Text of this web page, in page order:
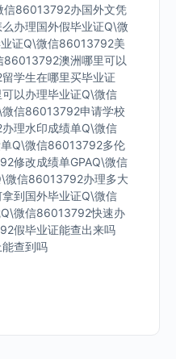
信86013792办国外文凭
办理国外假毕业证Q\微
证Q\微信86013792美
86013792澳洲哪里可以
学生在哪里买毕业证
以办理毕业证Q\微信
信86013792申请学校
理水印成绩单Q\微信
Q\微信86013792多伦
修改成绩单GPAQ\微信
微信86013792办理多大
到国外毕业证Q\微信
微信86013792快速办
假毕业证能查出来吗
查到吗